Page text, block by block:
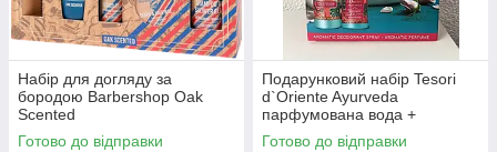
Набір для догляду за
бородою Barbershop Oak
Scented
Готово до відправки
Подарунковий набір Tesori
d`Oriente Ayurveda
парфумована вода +
дезодорант
Готово до відправки